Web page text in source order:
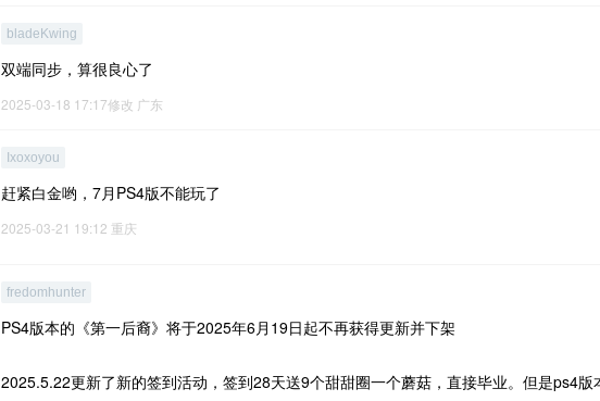
bladeKwing
双端同步，算很良心了
2025-03-18 17:17修改 广东
Ixoxoyou
赶紧白金哟，7月PS4版不能玩了
2025-03-21 19:12 重庆
fredomhunter
PS4版本的《第一后裔》将于2025年6月19日起不再获得更新并下架
2025.5.22更新了新的签到活动，签到28天送9个甜甜圈一个蘑菇，直接毕业。但是ps4